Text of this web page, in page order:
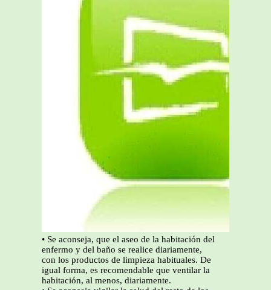
• Se aconseja, que el aseo de la habitación del
enfermo y del baño se realice diariamente,
con los productos de limpieza habituales. De
igual forma, es recomendable que ventilar la
habitación, al menos, diariamente.